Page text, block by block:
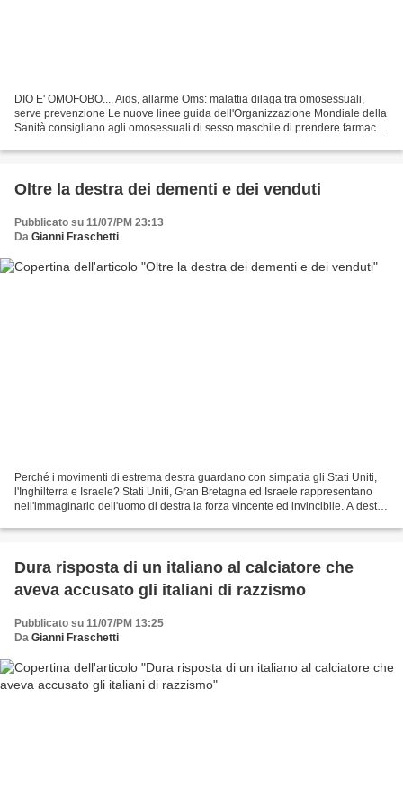
DIO E' OMOFOBO.... Aids, allarme Oms: malattia dilaga tra omosessuali,
serve prevenzione Le nuove linee guida dell'Organizzazione Mondiale della
Sanità consigliano agli omosessuali di sesso maschile di prendere farmaci
Oltre la destra dei dementi e dei venduti
Pubblicato su 11/07/PM 23:13
Da Gianni Fraschetti
Perché i movimenti di estrema destra guardano con simpatia gli Stati Uniti,
l'Inghilterra e Israele? Stati Uniti, Gran Bretagna ed Israele rappresentano
nell'immaginario dell'uomo di destra la forza vincente ed invincibile. A destra
Dura risposta di un italiano al calciatore che
aveva accusato gli italiani di razzismo
Pubblicato su 11/07/PM 13:25
Da Gianni Fraschetti